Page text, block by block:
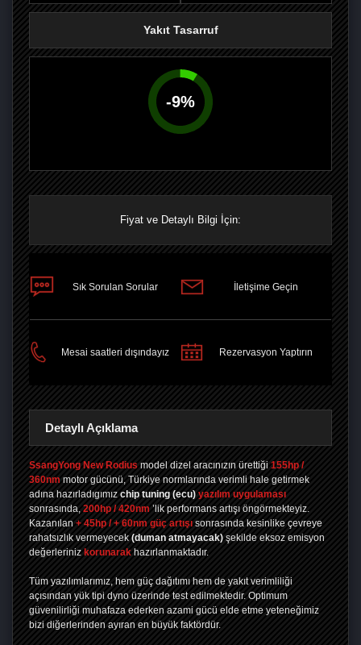
Yakıt Tasarruf
-9%
Fiyat ve Detaylı Bilgi İçin:
Sık Sorulan Sorular İletişime Geçin
Mesai saatleri dışındayız Rezervasyon Yaptırın
Detaylı Açıklama
SsangYong New Rodius model dizel aracınızın ürettiği 155hp /
360nm motor gücünü, Türkiye normlarında verimli hale getirmek
adına hazırladıgımız chip tuning (ecu) yazılım uygulaması
sonrasında, 200hp / 420nm ’lik performans artışı öngörmekteyiz.
Kazanılan + 45hp / + 60nm güç artışı sonrasında kesinlike çevreye
rahatsızlık vermeyecek (duman atmayacak) şekilde eksoz emisyon
değerleriniz korunarak hazırlanmaktadır.
Tüm yazılımlarımız, hem güç dağıtımı hem de yakıt verimliliği
açısından yük tipi dyno üzerinde test edilmektedir. Optimum
güvenilirliği muhafaza ederken azami gücü elde etme yeteneğimiz
bizi diğerlerinden ayıran en büyük faktördür.